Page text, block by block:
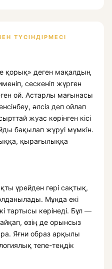
ТҮСІНДІРМЕСІ
қорық» деген мақалдың
сескеніп жүрген
ой. Астарлы мағынасы
әлсіз деп ойлап
жуас көрінген кісі
бақылап жүруі мүмкін.
қырағылыққа
үрейден гөрі сақтық,
Мұнда екі
тартысы көрінеді. Бұл —
өзің де орынсыз
Яғни образ арқылы
тепе-теңдік